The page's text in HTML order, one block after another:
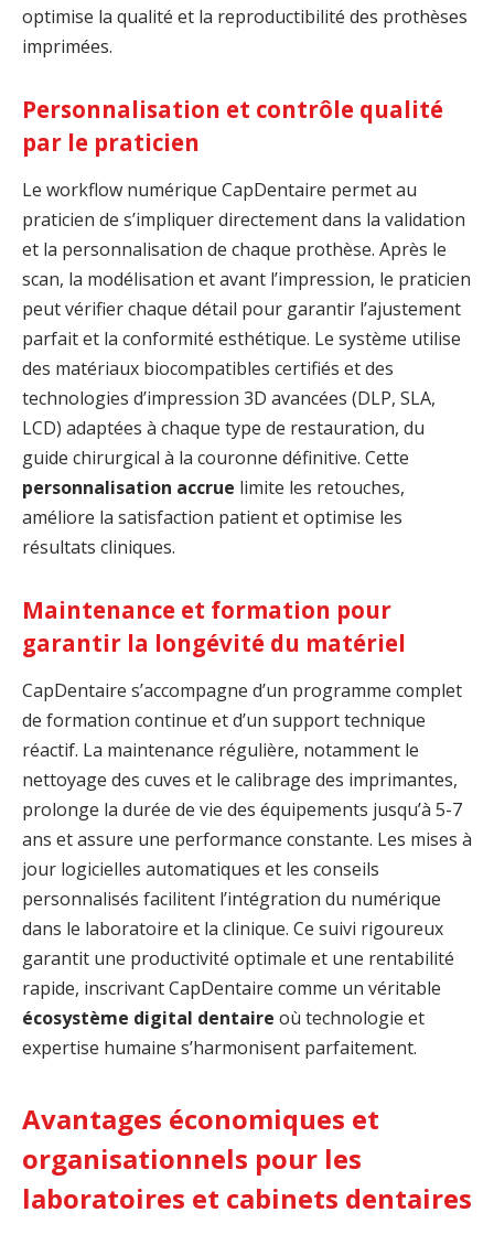
optimise la qualité et la reproductibilité des prothèses
imprimées.
Personnalisation et contrôle qualité
par le praticien
Le workflow numérique CapDentaire permet au
praticien de s’impliquer directement dans la validation
et la personnalisation de chaque prothèse. Après le
scan, la modélisation et avant l’impression, le praticien
peut vérifier chaque détail pour garantir l’ajustement
parfait et la conformité esthétique. Le système utilise
des matériaux biocompatibles certifiés et des
technologies d’impression 3D avancées (DLP, SLA,
LCD) adaptées à chaque type de restauration, du
guide chirurgical à la couronne définitive. Cette
personnalisation accrue limite les retouches,
améliore la satisfaction patient et optimise les
résultats cliniques.
Maintenance et formation pour
garantir la longévité du matériel
CapDentaire s’accompagne d’un programme complet
de formation continue et d’un support technique
réactif. La maintenance régulière, notamment le
nettoyage des cuves et le calibrage des imprimantes,
prolonge la durée de vie des équipements jusqu’à 5-7
ans et assure une performance constante. Les mises à
jour logicielles automatiques et les conseils
personnalisés facilitent l’intégration du numérique
dans le laboratoire et la clinique. Ce suivi rigoureux
garantit une productivité optimale et une rentabilité
rapide, inscrivant CapDentaire comme un véritable
écosystème digital dentaire où technologie et
expertise humaine s’harmonisent parfaitement.
Avantages économiques et
organisationnels pour les
laboratoires et cabinets dentaires